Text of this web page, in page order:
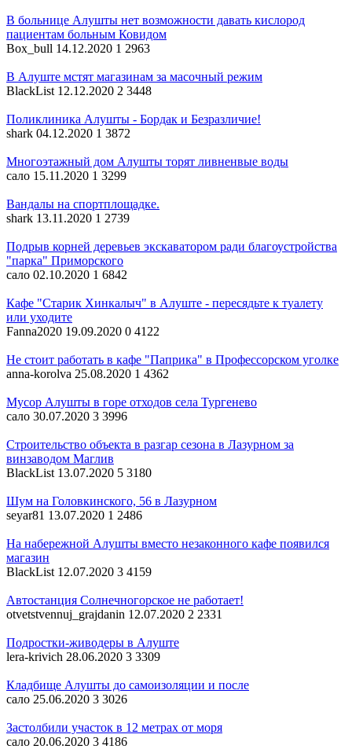
В больнице Алушты нет возможности давать кислород
пациентам больным Ковидом
Box_bull 14.12.2020 1 2963
В Алуште мстят магазинам за масочный режим
BlackList 12.12.2020 2 3448
Поликлиника Алушты - Бордак и Безразличие!
shark 04.12.2020 1 3872
Многоэтажный дом Алушты торят ливненвые воды
сало 15.11.2020 1 3299
Вандалы на спортплощадке.
shark 13.11.2020 1 2739
Подрыв корней деревьев экскаватором ради благоустройства
"парка" Приморского
сало 02.10.2020 1 6842
Кафе "Старик Хинкалыч" в Алуште - пересядьте к туалету
или уходите
Fanna2020 19.09.2020 0 4122
Не стоит работать в кафе "Паприка" в Профессорском уголке
anna-korolva 25.08.2020 1 4362
Мусор Алушты в горе отходов села Тургенево
сало 30.07.2020 3 3996
Строительство объекта в разгар сезона в Лазурном за
винзаводом Маглив
BlackList 13.07.2020 5 3180
Шум на Головкинского, 56 в Лазурном
seyar81 13.07.2020 1 2486
На набережной Алушты вместо незаконного кафе появился
магазин
BlackList 12.07.2020 3 4159
Автостанция Солнечногорское не работает!
otvetstvennuj_grajdanin 12.07.2020 2 2331
Подростки-живодеры в Алуште
lera-krivich 28.06.2020 3 3309
Кладбище Алушты до самоизоляции и после
сало 25.06.2020 3 3026
Застолбили участок в 12 метрах от моря
сало 20.06.2020 3 4186